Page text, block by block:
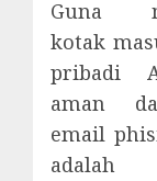
Guna
kotak
pribadi
aman
email
adalah